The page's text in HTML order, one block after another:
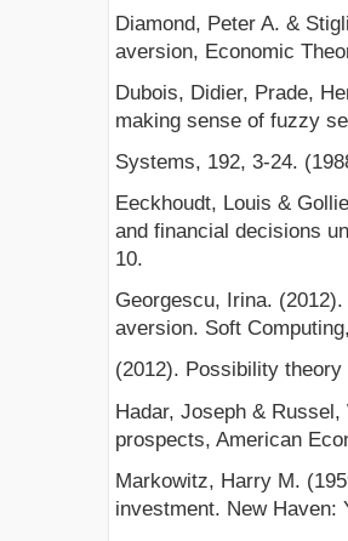
Diamond, Peter A. &
aversion, Economic
Dubois, Didier, Prade,
making sense of fuzzy
Systems, 192, 3-24.
Eeckhoudt, Louis &
and financial decisions
10.
Georgescu, Irina.
aversion. Soft
(2012). Possibility
Hadar, Joseph &
prospects, American
Markowitz, Harry M.
investment. New Haven: